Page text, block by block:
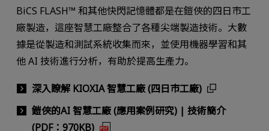
BiCS FLASH™ 和其他快閃記憶體都是在鎧俠的四日市工
廠製造，這座智慧工廠整合了各種尖端製造技術。大數
據是從製造和測試系統收集而來，並使用機器學習和其
他 AI 技術進行分析，有助於提高生產力。
深入瞭解 KIOXIA 智慧工廠 (四日市工廠)
鎧俠的AI 智慧工廠 (應用案例研究) | 技術簡介
(PDF：970KB)